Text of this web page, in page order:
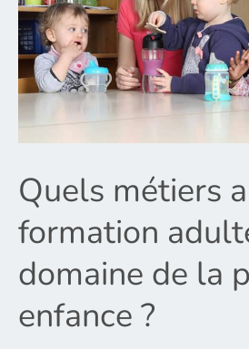
Quels métiers
formation
domaine de la
enfance ?